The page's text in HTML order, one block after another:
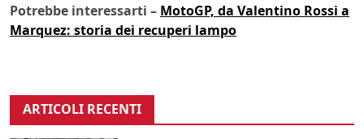
Potrebbe interessarti – MotoGP, da Valentino Rossi a
Marquez: storia dei recuperi lampo
ARTICOLI RECENTI